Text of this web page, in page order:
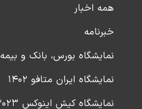
همه اخبار
خبرنامه
نمایشگاه بورس، بانک و بیمه
نمایشگاه ایران متافو ۱۴۰۲
نمایشگاه کیش اینوکس ۲۰۲۳